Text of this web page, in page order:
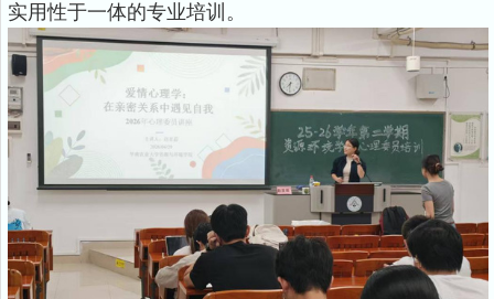
实用性于一体的专业培训。